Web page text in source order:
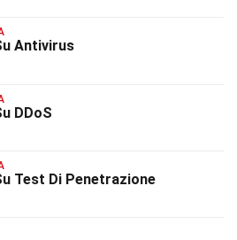
Antivirus
DDoS
Test Di Penetrazione